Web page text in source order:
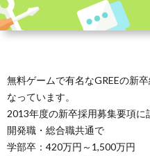
無料ゲームで有名なGREEの新
なっています。
2013年度の新卒採用募集要項に
開発職・総合職共通で
学部卒：420万円～1,500万円